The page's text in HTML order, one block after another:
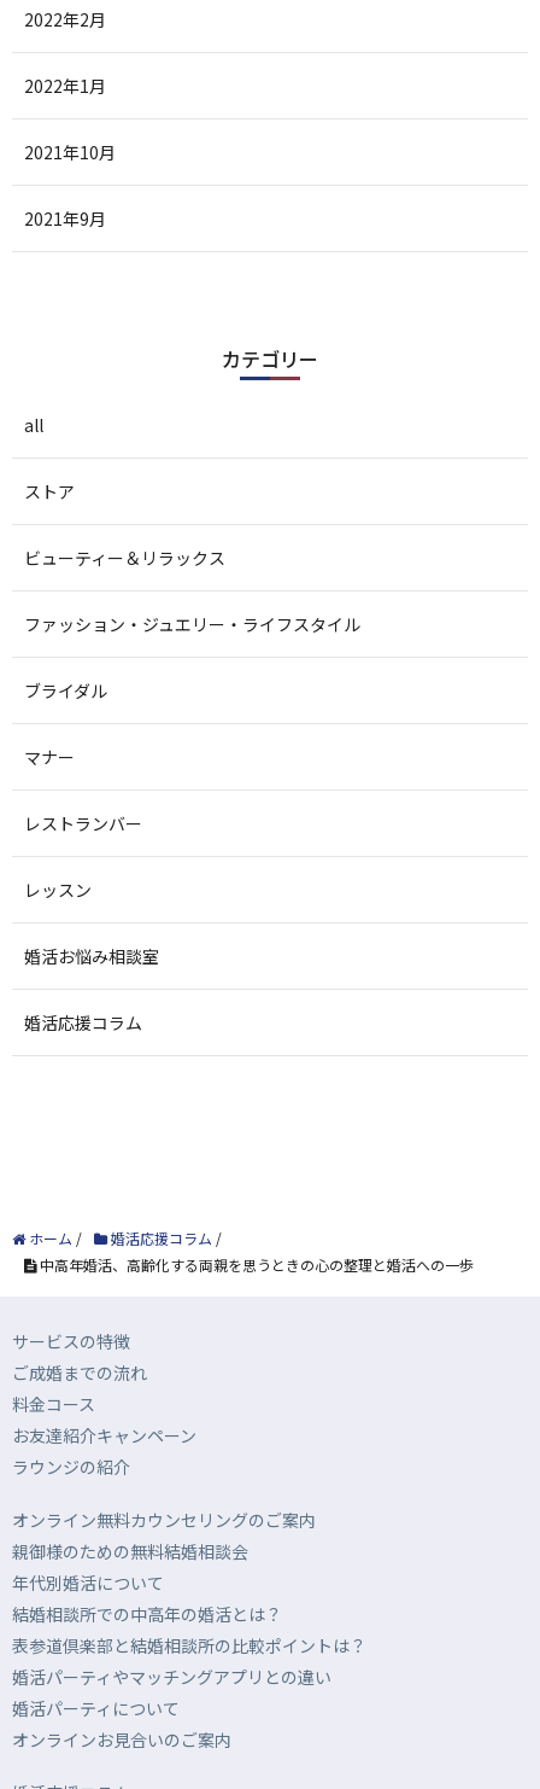
2022年2月
2022年1月
2021年10月
2021年9月
カテゴリー
all
ストア
ビューティー＆リラックス
ファッション・ジュエリー・ライフスタイル
ブライダル
マナー
レストランバー
レッスン
婚活お悩み相談室
婚活応援コラム
ホーム / 婚活応援コラム /
中高年婚活、高齢化する両親を思うときの心の整理と婚活への一歩
サービスの特徴
ご成婚までの流れ
料金コース
お友達紹介キャンペーン
ラウンジの紹介
オンライン無料カウンセリングのご案内
親御様のための無料結婚相談会
年代別婚活について
結婚相談所での中高年の婚活とは？
表参道倶楽部と結婚相談所の比較ポイントは？
婚活パーティやマッチングアプリとの違い
婚活パーティについて
オンラインお見合いのご案内